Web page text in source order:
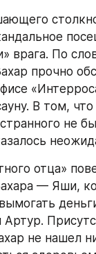
врага. По
прочно
В том, что
не
отца»
— Яши,
Артур.
не нашел